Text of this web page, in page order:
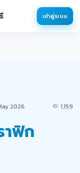
เข้าสู่ระบบ
2026 1,159
าฟิก